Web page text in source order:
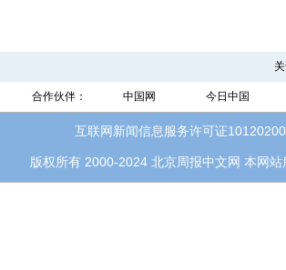
合作伙伴： 中国网 今日中国
互联网新闻信息服务许可证
版权所有 2000-2024 北京周报中文网 本网